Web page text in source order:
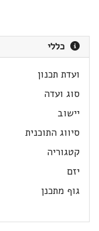
כללי
ועדת תכנון
סוג ועדה
יישוב
סיווג התוכנית
קטגוריה
יזם
גוף מתכנן